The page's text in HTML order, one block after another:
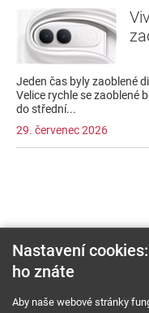
Jeden čas byly zaoblené
Velice rychle se zaoblené
do střední...
29. červenec 2026
O nás
Nastavení
ho znáte
Aby naše webové stránky